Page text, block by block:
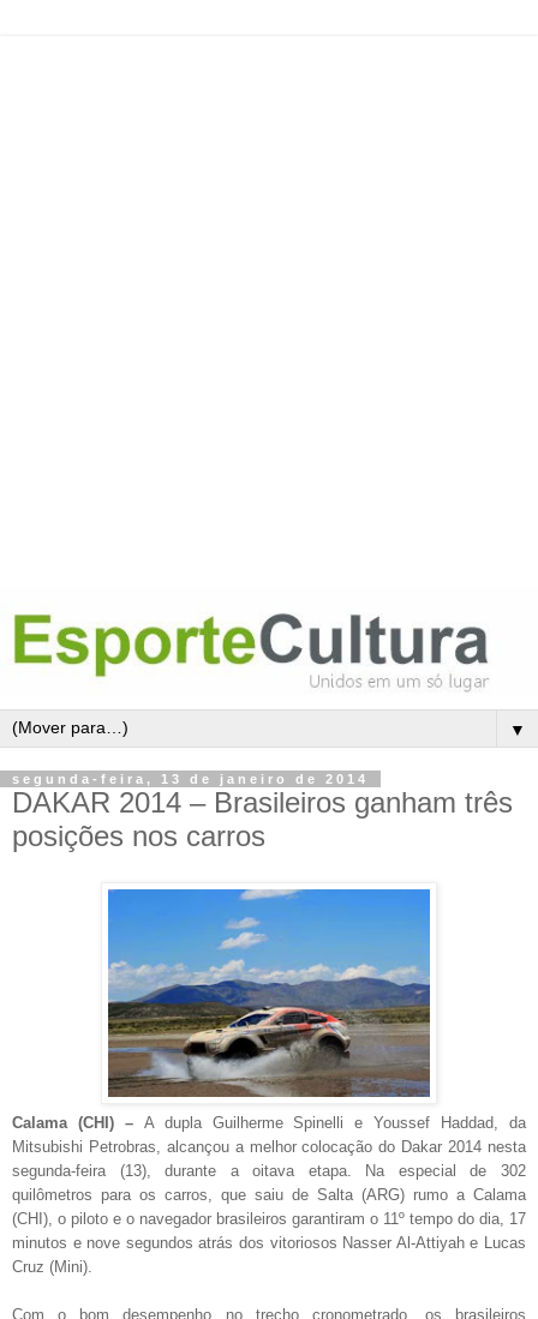
▼
segunda-feira, 13 de janeiro de 2014
DAKAR 2014 – Brasileiros ganham três
posições nos carros
Calama (CHI) – A dupla Guilherme Spinelli e Youssef Haddad, da
Mitsubishi Petrobras, alcançou a melhor colocação do Dakar 2014 nesta
segunda-feira (13), durante a oitava etapa. Na especial de 302
quilômetros para os carros, que saiu de Salta (ARG) rumo a Calama
(CHI), o piloto e o navegador brasileiros garantiram o 11º tempo do dia, 17
minutos e nove segundos atrás dos vitoriosos Nasser Al-Attiyah e Lucas
Cruz (Mini).
Com o bom desempenho no trecho cronometrado, os brasileiros